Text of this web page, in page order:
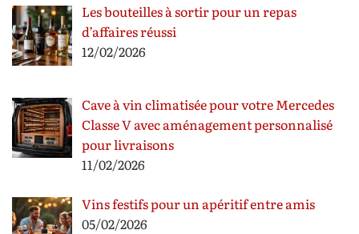
Les bouteilles à sortir pour un repas
d’affaires réussi
12/02/2026
Cave à vin climatisée pour votre Mercedes
Classe V avec aménagement personnalisé
pour livraisons
11/02/2026
Vins festifs pour un apéritif entre amis
05/02/2026